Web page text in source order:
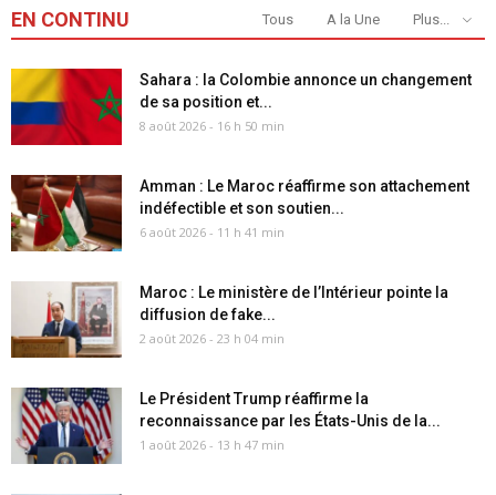
EN CONTINU Tous A la Une Plus...
Sahara : la Colombie annonce un changement
de sa position et...
8 août 2026 - 16 h 50 min
Amman : Le Maroc réaffirme son attachement
indéfectible et son soutien...
6 août 2026 - 11 h 41 min
Maroc : Le ministère de l’Intérieur pointe la
diffusion de fake...
2 août 2026 - 23 h 04 min
Le Président Trump réaffirme la
reconnaissance par les États-Unis de la...
1 août 2026 - 13 h 47 min